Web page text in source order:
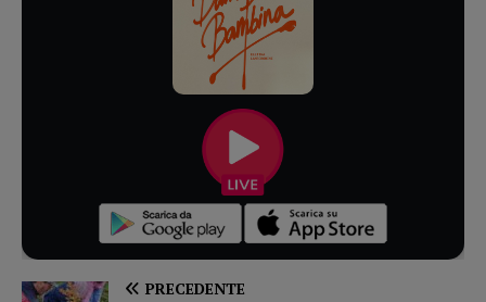
PRECEDENTE